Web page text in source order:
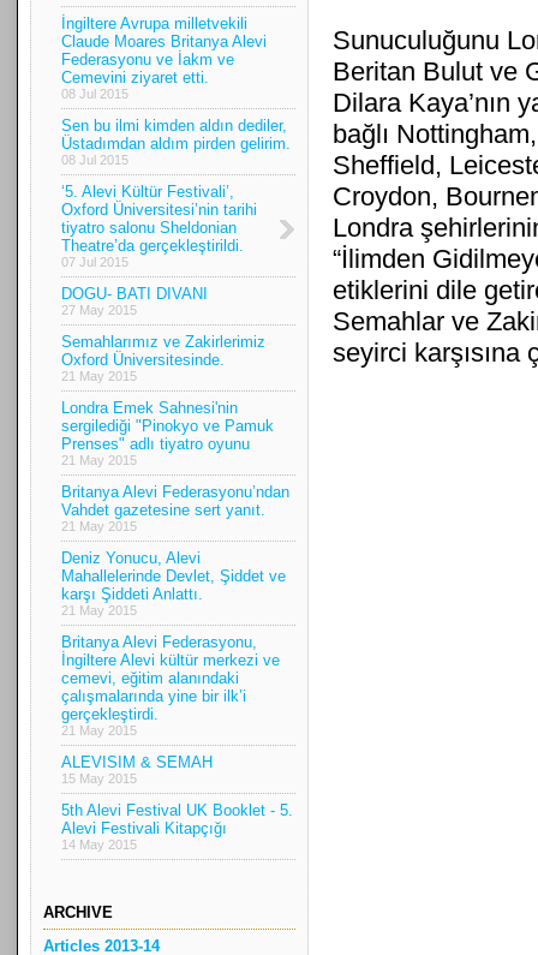
İngiltere Avrupa milletvekili
Claude Moares Britanya Alevi
Federasyonu ve İakm ve
Cemevini ziyaret etti.
08 Jul 2015
Sen bu ilmi kimden aldın dediler,
Üstadımdan aldım pirden gelirim.
08 Jul 2015
‘5. Alevi Kültür Festivali’,
Oxford Üniversitesi’nin tarihi
tiyatro salonu Sheldonian
Theatre’da gerçekleştirildi.
07 Jul 2015
DOGU- BATI DIVANI
27 May 2015
Semahlarımız ve Zakirlerimiz
Oxford Üniversitesinde.
21 May 2015
Londra Emek Sahnesi'nin
sergilediği "Pinokyo ve Pamuk
Prenses" adlı tiyatro oyunu
21 May 2015
Britanya Alevi Federasyonu’ndan
Vahdet gazetesine sert yanıt.
21 May 2015
Deniz Yonucu, Alevi
Mahallelerinde Devlet, Şiddet ve
karşı Şiddeti Anlattı.
21 May 2015
Britanya Alevi Federasyonu,
İngiltere Alevi kültür merkezi ve
cemevi, eğitim alanındaki
çalışmalarında yine bir ilk’i
gerçekleştirdi.
21 May 2015
ALEVISIM & SEMAH
15 May 2015
5th Alevi Festival UK Booklet - 5.
Alevi Festivali Kitapçığı
14 May 2015
ARCHIVE
Articles 2013-14
Sunuculuğunu
Beritan Bulut ve
Dilara Kaya’nın
bağlı
Sheffield,
Croydon,
Londra
“İlimden
etiklerini dile
Semahlar ve
seyirci karşısına